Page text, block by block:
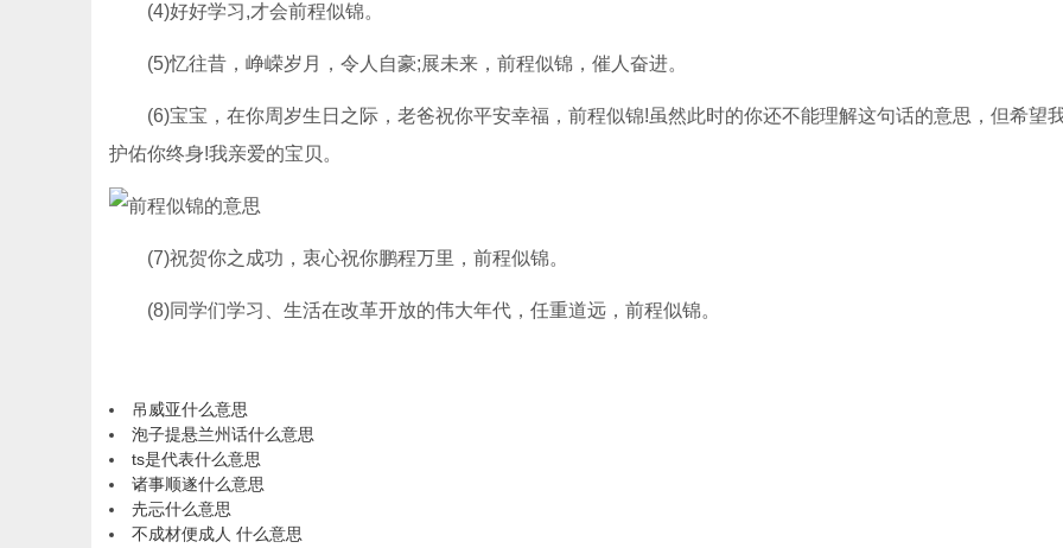
(4)好好学习,才会前程似锦。
(5)忆往昔，峥嵘岁月，令人自豪;展未来，前程似锦，催人奋进。
(6)宝宝，在你周岁生日之际，老爸祝你平安幸福，前程似锦!虽然此时的你还不能理解这句话的意思，但希望
护佑你终身!我亲爱的宝贝。
(7)祝贺你之成功，衷心祝你鹏程万里，前程似锦。
(8)同学们学习、生活在改革开放的伟大年代，任重道远，前程似锦。
吊威亚什么意思
泡子提悬兰州话什么意思
ts是代表什么意思
诸事顺遂什么意思
圥忈什么意思
不成材便成人 什么意思